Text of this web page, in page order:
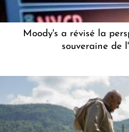
Moody's a révisé la
souveraine de